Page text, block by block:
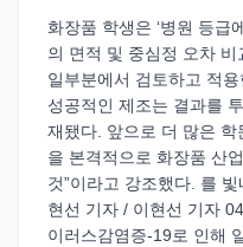
화장품 학생은 ‘병원 등급
의 면적 및 중심정 오차 비
일부분에서 검토하고 적
성공적인 제조는 결과를
재됐다. 앞으로 더 많은
을 본격적으로 화장품 산
것”이라고 강조했다. 를
현선 기자 / 이현선 기자
이러스감염증-19로 인해